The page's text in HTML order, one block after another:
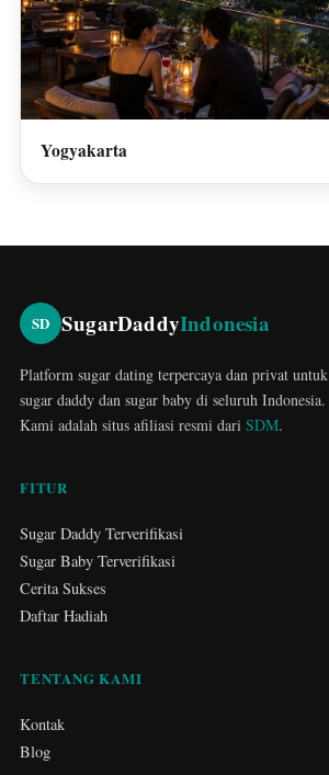
Yogyakarta
SD SugarDaddyIndonesia
Platform sugar dating terpercaya dan privat untuk
sugar daddy dan sugar baby di seluruh Indonesia.
Kami adalah situs afiliasi resmi dari SDM.
FITUR
Sugar Daddy Terverifikasi
Sugar Baby Terverifikasi
Cerita Sukses
Daftar Hadiah
TENTANG KAMI
Kontak
Blog